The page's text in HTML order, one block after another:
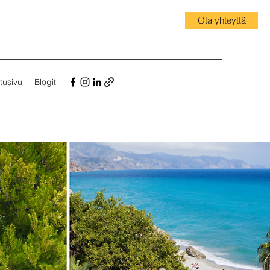
Ota yhteyttä
Blogit